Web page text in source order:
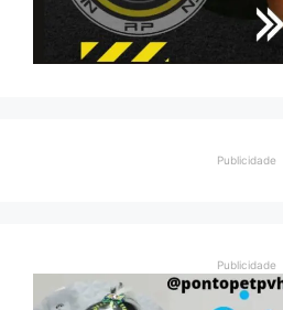
Publicidade
Publicidade